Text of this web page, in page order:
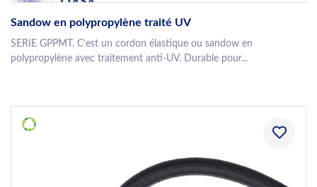
Sandow en polypropylène traité UV
SERIE GPPMT. C’est un cordon élastique ou sandow en
polypropylène avec traitement anti-UV. Durable pour...